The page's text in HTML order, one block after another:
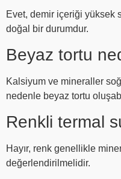
Evet, demir içeriği yüksek
doğal bir durumdur.
Beyaz tortu
Kalsiyum ve mineraller
nedenle beyaz tortu
Renkli termal
Hayır, renk genellikle
değerlendirilmelidir.